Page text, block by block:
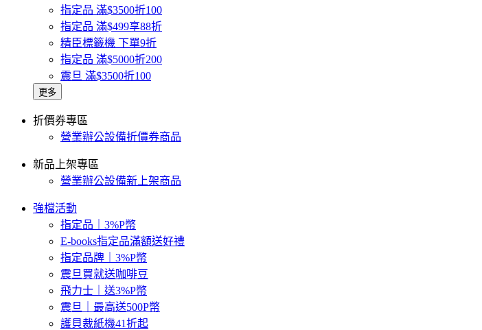
指定品 滿$3500折100
指定品 滿$499享88折
精臣標籤機 下單9折
指定品 滿$5000折200
震旦 滿$3500折100
更多
折價券專區
營業辦公設備折價券商品
新品上架專區
營業辦公設備新上架商品
強檔活動
指定品｜3%P幣
E-books指定品滿額送好禮
指定品牌｜3%P幣
震旦買就送咖啡豆
飛力士｜送3%P幣
震旦｜最高送500P幣
護貝裁紙機41折起